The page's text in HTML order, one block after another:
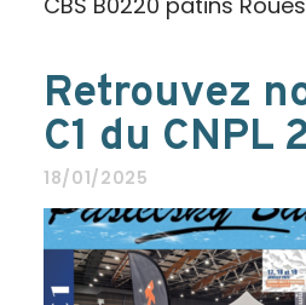
Retrouvez
C1 du CNPL
18/01/2025